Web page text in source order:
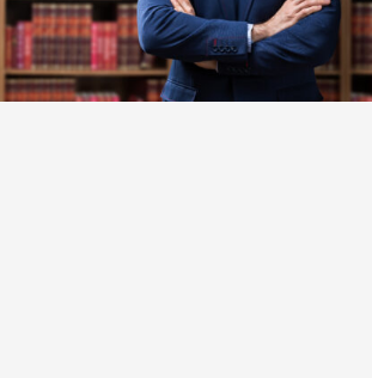
Contacto